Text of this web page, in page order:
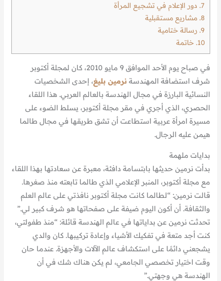
7. دور الإعلام في تشجيع المرأة
8. مشاريع مستقبلية
9. رسالة ختامية
10. خاتمة
في صباح يوم الأحد الموافق 9 مايو 2010، كان لمجلة أكتوبر
شرف استضافة المهندسةنرمين بليغ، إحدى الشخصيات
النسائية البارزة في مجال الهندسة بالعالم العربي. هذا اللقاء
الحصري، الذي أجري في مقر مجلة أكتوبر، يسلط الضوء على
مسيرة امرأة عربية استطاعت أن تشق طريقها في مجال طالما
هيمن عليه الرجال.
بدايات ملهمة
بدأت نرمين حديثها بابتسامة دافئة، معبرة عن سعادتها بهذا اللقاء
مع مجلة أكتوبر، المنبر الإعلامي الذي طالما تابعته منذ صغرها.
قالت نرمين: “لطالما كانت مجلة أكتوبر نافذتي على عالم العلم
والثقافة. أن أكون اليوم ضيفة على صفحاتها هو شرف كبير لي.”
تحدثت نرمين عن بداياتها في عالم الهندسة قائلة: “منذ طفولتي،
كنت أجد متعة في تفكيك الأشياء وإعادة تركيبها. كان والدي
يشجعني دائمًا على استكشاف عالم الآلات والأجهزة. عندما حان
وقت اختيار تخصصي الجامعي، لم يكن هناك شك في أن
الهندسة هي وجهتي.”